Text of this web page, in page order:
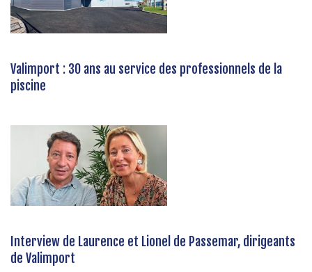
Valimport : 30 ans au service des professionnels de la
piscine
Interview de Laurence et Lionel de Passemar, dirigeants
de Valimport